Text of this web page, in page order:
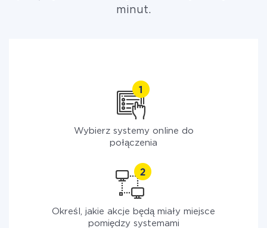
minut.
Wybierz systemy online do
połączenia
Określ, jakie akcje będą miały miejsce
pomiędzy systemami